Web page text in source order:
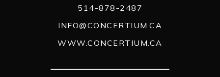
514-878-2487
INFO@CONCERTIUM.CA
WWW.CONCERTIUM.CA